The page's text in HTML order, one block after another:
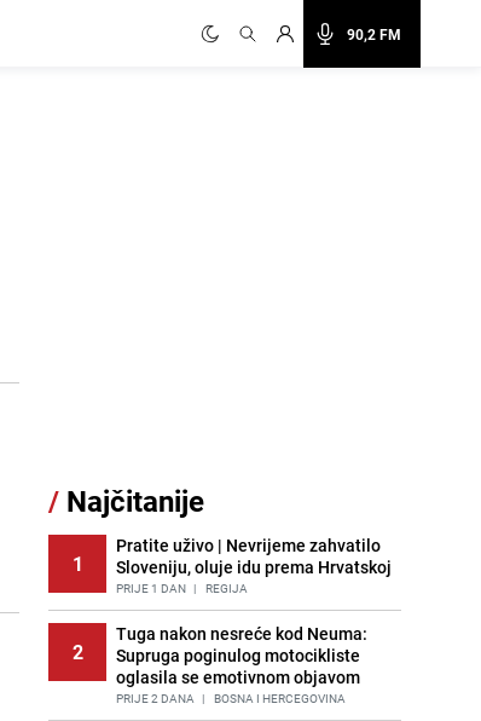
90,2 FM
/ Najčitanije
1
Pratite uživo | Nevrijeme zahvatilo
Sloveniju, oluje idu prema Hrvatskoj
PRIJE 1 DAN | REGIJA
2
Tuga nakon nesreće kod Neuma:
Supruga poginulog motocikliste
oglasila se emotivnom objavom
PRIJE 2 DANA | BOSNA I HERCEGOVINA